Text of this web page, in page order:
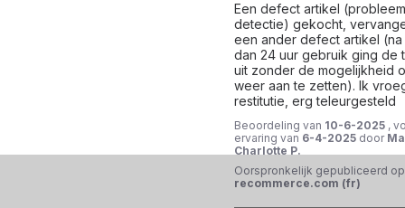
Een defect artikel
detectie) gekocht,
een ander defect artikel (na
dan 24 uur gebruik ging de
uit zonder de mogelijkheid
weer aan te zetten). Ik
restitutie, erg teleurgesteld
Beoordeling van 10-6-2025 ,
ervaring van 6-4-2025 door
Charlotte P.
Oorspronkelijk gepubliceerd op
recommerce.com (fr)